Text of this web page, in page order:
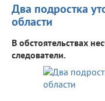
Два подростка
области
В обстоятельствах
следователи.